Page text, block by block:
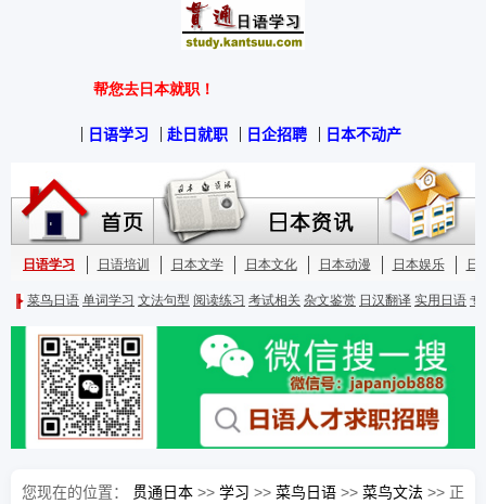
您现在的位置： 贯通日本 >> 学习 >> 菜鸟日语 >> 菜鸟文法 >> 正